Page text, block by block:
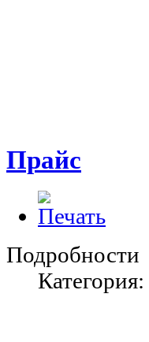
Прайс
Подробности
Категория: